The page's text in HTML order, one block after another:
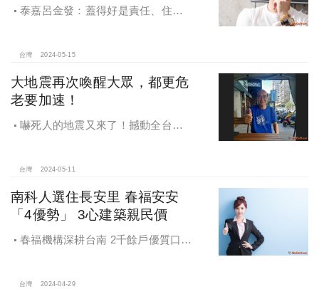
泰嘉呂金發：蓋得好是責任、住得
台灣 2024-05-15
大地震再次喚醒大眾，都更危
老要加速！
嚇死人的地震又來了！撼動全台
台灣 2024-05-11
南科人選住長安里 春福安安
「4優勢」 3心建築親民價
春福機構深耕台南 2千餘戶優質口碑
台灣 2024-04-29